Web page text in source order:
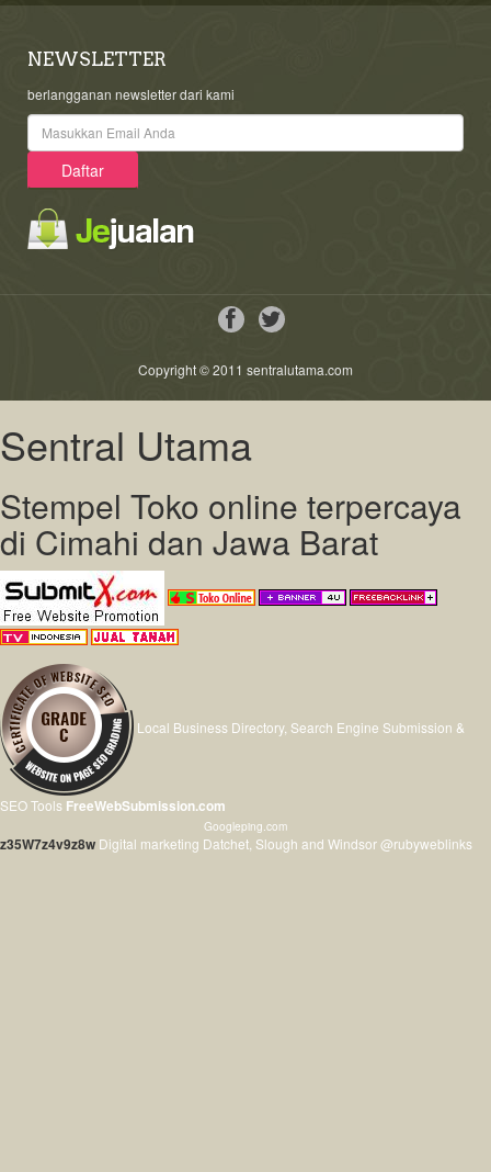
NEWSLETTER
berlangganan newsletter dari kami
Copyright © 2011 sentralutama.com
Sentral Utama
Stempel Toko online terpercaya
di Cimahi dan Jawa Barat
Local Business Directory, Search Engine Submission &
SEO Tools FreeWebSubmission.com
Googleping.com
z35W7z4v9z8w Digital marketing Datchet, Slough and Windsor @rubyweblinks